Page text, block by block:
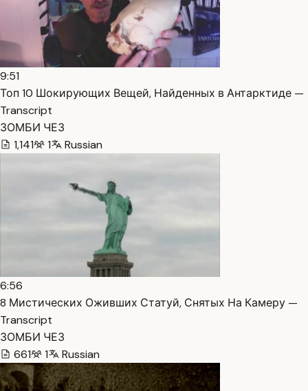
9:51
Топ 10 Шокирующих Вещей, Найденных в Антарктиде —
Transcript
ЗОМБИ ЧЕЗ
1,141
1 Russian
6:56
8 Мистических Оживших Статуй, Снятых На Камеру —
Transcript
ЗОМБИ ЧЕЗ
661
1 Russian